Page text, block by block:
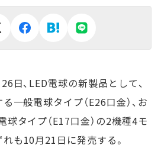
日、LED電球の新製品として、
一般電球タイプ（E26口金）、お
タイプ（E17口金）の2機種4モ
も10月21日に発売する。